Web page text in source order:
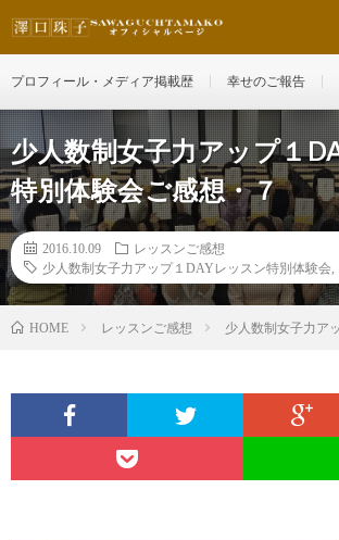
プロフィール・メディア掲載歴 幸せのご報告
少人数制女子力アップ１
特別体験会ご感想・７
2016.10.09
レッスンご感想
少人数制女子力アップ１DAYレッスン特別体験会
HOME レッスンご感想 少人数制女子力ア